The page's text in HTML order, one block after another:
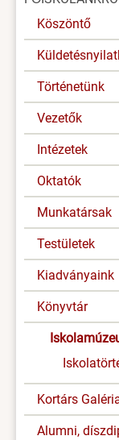
Köszöntő
Történetünk
Vezetők
Intézetek
Oktatók
Munkatársak
Testületek
Kiadványaink
Könyvtár
Kortárs
Alumni,